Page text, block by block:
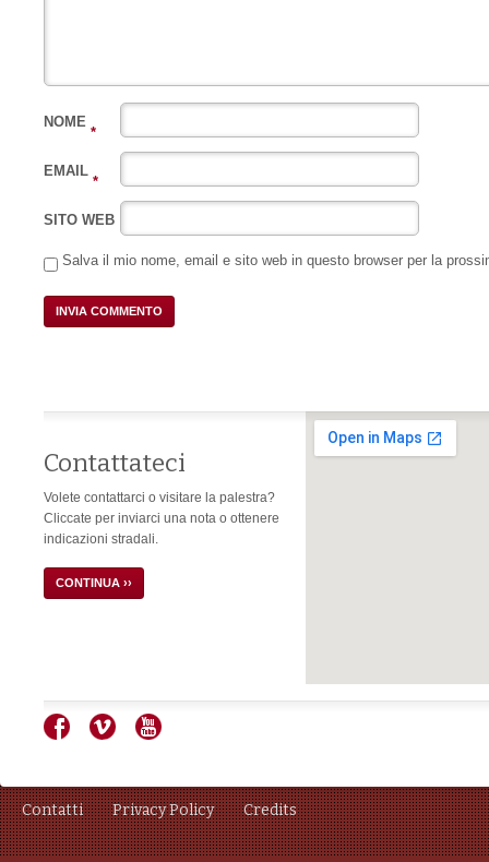
NOME
*
EMAIL
*
SITO WEB
Salva il mio nome, email e sito web in questo browser per la
Contattateci
Volete contattarci o visitare la palestra?
Cliccate per inviarci una nota o ottenere
indicazioni stradali.
CONTINUA ››
Contatti Privacy Policy Credits